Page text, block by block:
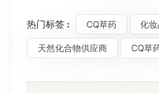
热门标签 : CQ草药 化
天然化合物供应商 CQ草